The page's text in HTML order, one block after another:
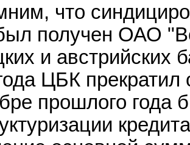
что
получен ОАО
и австрийских
ЦБК
прошлого года